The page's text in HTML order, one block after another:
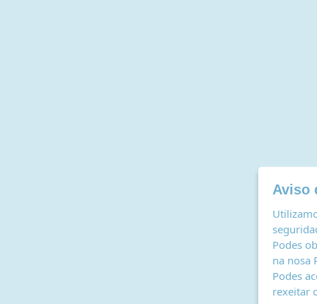
Aviso
Podes
na nosa
Podes
rexeitar